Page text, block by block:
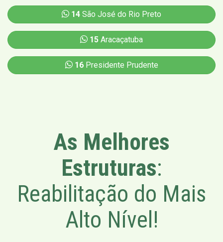
14 São José do Rio Preto
15 Aracaçatuba
16Presidente Prudente
As Melhores
Estruturas:
Reabilitação do Mais
Alto Nível!